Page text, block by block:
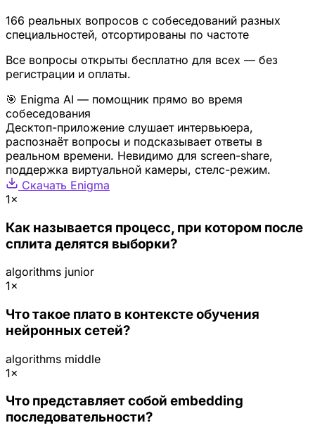
166 реальных вопросов с собеседований разных
специальностей, отсортированы по частоте
Все вопросы открыты бесплатно для всех — без
регистрации и оплаты.
🎯 Enigma AI — помощник прямо во время
собеседования
Десктоп-приложение слушает интервьюера,
распознаёт вопросы и подсказывает ответы в
реальном времени. Невидимо для screen-share,
поддержка виртуальной камеры, стелс-режим.
Скачать Enigma
1×
Как называется процесс, при котором после
сплита делятся выборки?
algorithms junior
1×
Что такое плато в контексте обучения
нейронных сетей?
algorithms middle
1×
Что представляет собой embedding
последовательности?